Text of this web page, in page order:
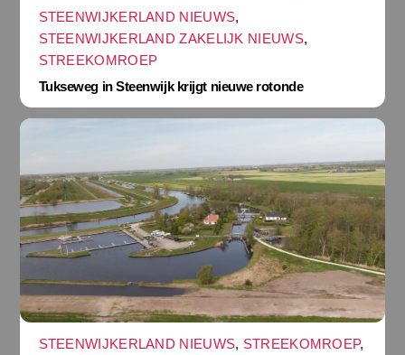
STEENWIJKERLAND NIEUWS,
STEENWIJKERLAND ZAKELIJK NIEUWS,
STREEKOMROEP
Tukseweg in Steenwijk krijgt nieuwe rotonde
STEENWIJKERLAND NIEUWS, STREEKOMROEP,